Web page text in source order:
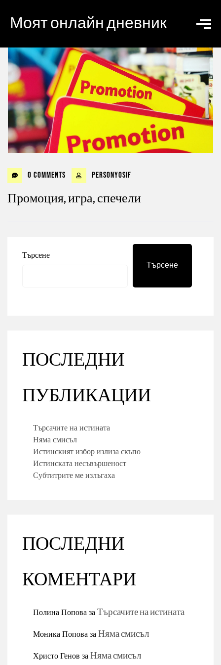
Моят онлайн дневник
0 Comments personyosif
Промоция, игра, спечели
Търсене
Търсене
ПОСЛЕДНИ
ПУБЛИКАЦИИ
Търсачите на истината
Няма смисъл
Истинският избор излиза скъпо
Истинската несъвършеност
Субтитрите ме излъгаха
ПОСЛЕДНИ
КОМЕНТАРИ
Полина ПоповазаТърсачите на истината
Моника ПоповазаНяма смисъл
Христо ГеновзаНяма смисъл